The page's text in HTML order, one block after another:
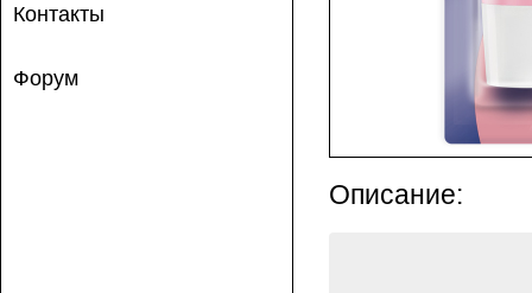
Контакты
Форум
Описание: